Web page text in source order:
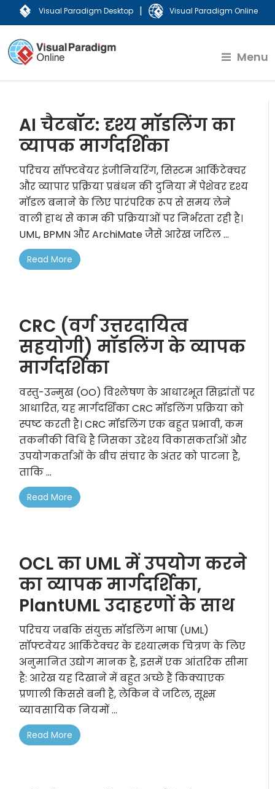
Visual Paradigm Desktop | Visual Paradigm Online
Menu
AI चैटबॉट: दृश्य मॉडलिंग का
व्यापक मार्गदर्शिका
परिचय सॉफ्टवेयर इंजीनियरिंग, सिस्टम आर्किटेक्चर
और व्यापार प्रक्रिया प्रबंधन की दुनिया में पेशेवर दृश्य
मॉडल बनाने के लिए पारंपरिक रूप से समय लेने
वाली हाथ से काम की प्रक्रियाओं पर निर्भरता रही है।
UML, BPMN और ArchiMate जैसे आरेख जटिल ...
Read More
CRC (वर्ग उत्तरदायित्व
सहयोगी) मॉडलिंग के व्यापक
मार्गदर्शिका
वस्तु-उन्मुख (OO) विश्लेषण के आधारभूत सिद्धांतों पर
आधारित, यह मार्गदर्शिका CRC मॉडलिंग प्रक्रिया को
स्पष्ट करती है। CRC मॉडलिंग एक बहुत प्रभावी, कम
तकनीकी विधि है जिसका उद्देश्य विकासकर्ताओं और
उपयोगकर्ताओं के बीच संचार के अंतर को पाटना है,
ताकि ...
Read More
OCL का UML में उपयोग करने
का व्यापक मार्गदर्शिका,
PlantUML उदाहरणों के साथ
परिचय जबकि संयुक्त मॉडलिंग भाषा (UML)
सॉफ्टवेयर आर्किटेक्चर के दृश्यात्मक चित्रण के लिए
अनुमानित उद्योग मानक है, इसमें एक आंतरिक सीमा
है: आरेख यह दिखाने में बहुत अच्छे हैं किक्याएक
प्रणाली किससे बनी है, लेकिन वे जटिल, सूक्ष्म
व्यावसायिक नियमों ...
Read More